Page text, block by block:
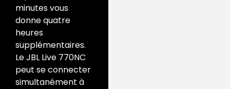
minutes vous
donne quatre
heures
supplémentaires.
Le JBL Live 770NC
peut se connecter
simultanément à